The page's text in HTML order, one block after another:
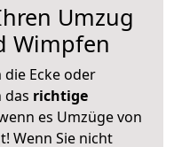
Umzug
Wimpfen
Ecke oder
das richtige
es Umzüge von
Wenn Sie nicht